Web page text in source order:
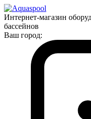
Интернет-магазин
бассейнов
Ваш город: